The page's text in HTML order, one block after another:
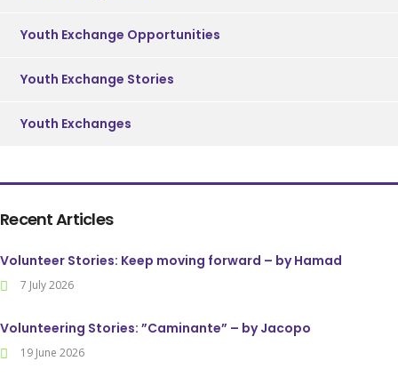
Youth Exchange Opportunities
Youth Exchange Stories
Youth Exchanges
Recent Articles
Volunteer Stories: Keep moving forward – by Hamad
7 July 2026
Volunteering Stories: ”Caminante” – by Jacopo
19 June 2026